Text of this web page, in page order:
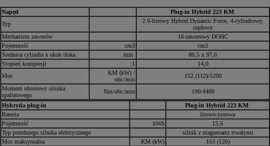
Napęd
Plug-in Hybrid 223 KM
Typ
2.0-litrowy Hybrid Dynamic Force, 4-cylindrowy,
rzędowy
Mechanizm zaworów
16-zaworowy DOHC
Pojemność
cm3
cm3
Średnica cylindra x skok tłoka
mm
80,5 x 97,6
Stopień kompresji
:1
14,0
Moc
KM (kW) /
obr./min
152 (112)/5200
Moment obrotowy silnika
spalinowego
Nm/obr./min 190/4400
Hybryda plug-in
Plug-in Hybrid 223 KM
Bateria
litowo-jonowa
Pojemność
kWh
13,6
Typ przedniego silnika elektrycznego
silnik z magnesami trwałymi
Moc maksymalna
KM (kW)
163 (120)